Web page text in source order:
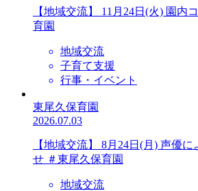
【地域交流】 11月24日(火) 園内
育園
地域交流
子育て支援
行事・イベント
東尾久保育園
2026.07.03
【地域交流】 8月24日(月) 声優
せ ＃東尾久保育園
地域交流